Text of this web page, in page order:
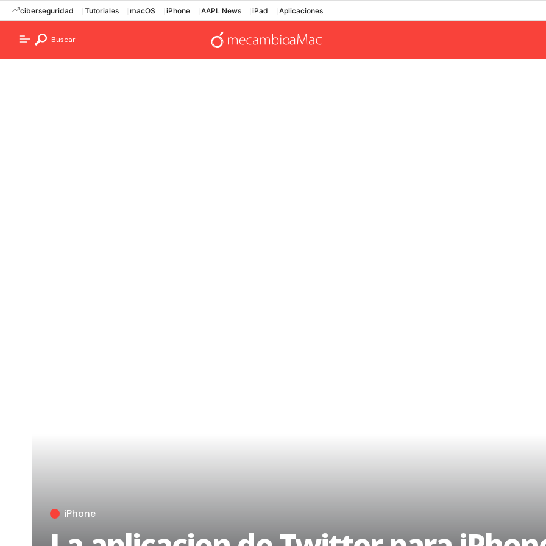
ciberseguridad Tutoriales macOS iPhone AAPL News iPad Aplicaciones
Buscar
iPhone